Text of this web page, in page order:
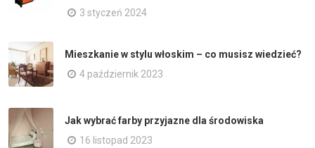
3 styczeń 2024
Mieszkanie w stylu włoskim – co musisz wiedzieć?
4 październik 2023
Jak wybrać farby przyjazne dla środowiska
16 listopad 2023